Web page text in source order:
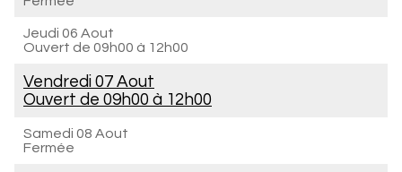
Jeudi 06 Aout
Ouvert de 09h00 à 12h00
Vendredi 07 Aout
Ouvert de 09h00 à 12h00
Samedi 08 Aout
Fermée